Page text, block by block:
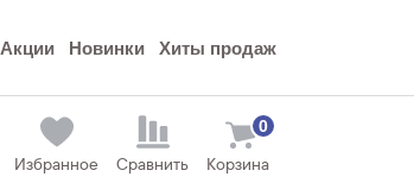
Акции Новинки Хиты продаж
Избранное Сравнить Корзина
0